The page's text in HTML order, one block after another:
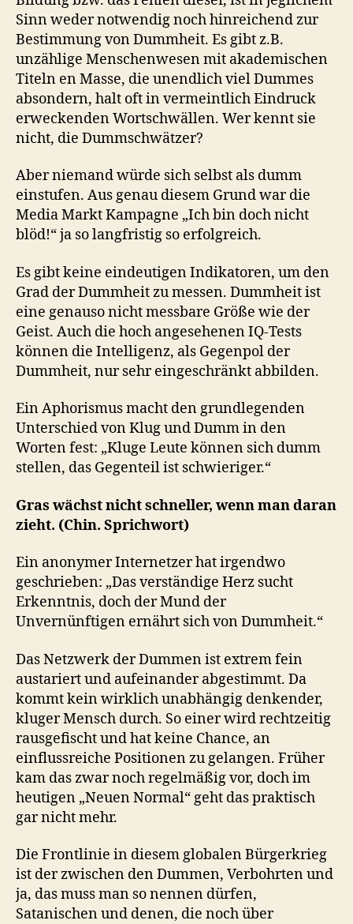
Sinn weder notwendig noch hinreichend zur
Bestimmung von Dummheit. Es gibt z.B.
unzählige Menschenwesen mit akademischen
Titeln en Masse, die unendlich viel Dummes
absondern, halt oft in vermeintlich Eindruck
erweckenden Wortschwällen. Wer kennt sie
nicht, die Dummschwätzer?
Aber niemand würde sich selbst als dumm
einstufen. Aus genau diesem Grund war die
Media Markt Kampagne „Ich bin doch nicht
blöd!“ ja so langfristig so erfolgreich.
Es gibt keine eindeutigen Indikatoren, um den
Grad der Dummheit zu messen. Dummheit ist
eine genauso nicht messbare Größe wie der
Geist. Auch die hoch angesehenen IQ-Tests
können die Intelligenz, als Gegenpol der
Dummheit, nur sehr eingeschränkt abbilden.
Ein Aphorismus macht den grundlegenden
Unterschied von Klug und Dumm in den
Worten fest: „Kluge Leute können sich dumm
stellen, das Gegenteil ist schwieriger.“
Gras wächst nicht schneller, wenn man daran
zieht. (Chin. Sprichwort)
Ein anonymer Internetzer hat irgendwo
geschrieben: „Das verständige Herz sucht
Erkenntnis, doch der Mund der
Unvernünftigen ernährt sich von Dummheit.“
Das Netzwerk der Dummen ist extrem fein
austariert und aufeinander abgestimmt. Da
kommt kein wirklich unabhängig denkender,
kluger Mensch durch. So einer wird rechtzeitig
rausgefischt und hat keine Chance, an
einflussreiche Positionen zu gelangen. Früher
kam das zwar noch regelmäßig vor, doch im
heutigen „Neuen Normal“ geht das praktisch
gar nicht mehr.
Die Frontlinie in diesem globalen Bürgerkrieg
ist der zwischen den Dummen, Verbohrten und
ja, das muss man so nennen dürfen,
Satanischen und denen, die noch über